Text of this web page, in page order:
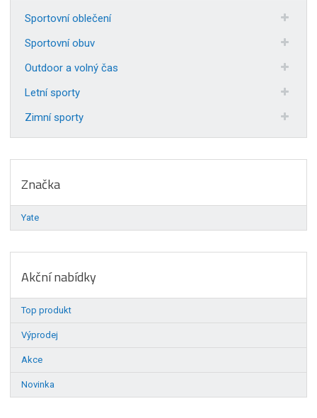
Sportovní oblečení
Sportovní obuv
Outdoor a volný čas
Letní sporty
Zimní sporty
Značka
Yate
Akční nabídky
Top produkt
Výprodej
Akce
Novinka